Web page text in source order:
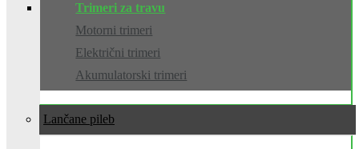
Trimeri za travu
Motorni trimeri
Električni trimeri
Akumulatorski trimeri
Lančane pile